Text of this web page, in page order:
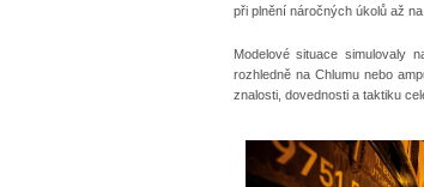
při plnění náročných úkolů až
Modelové situace simulovaly
rozhledně na Chlumu nebo
znalosti, dovednosti a taktiku